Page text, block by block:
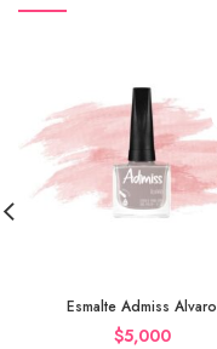
Esmalte Admiss Alvaro
$5,000